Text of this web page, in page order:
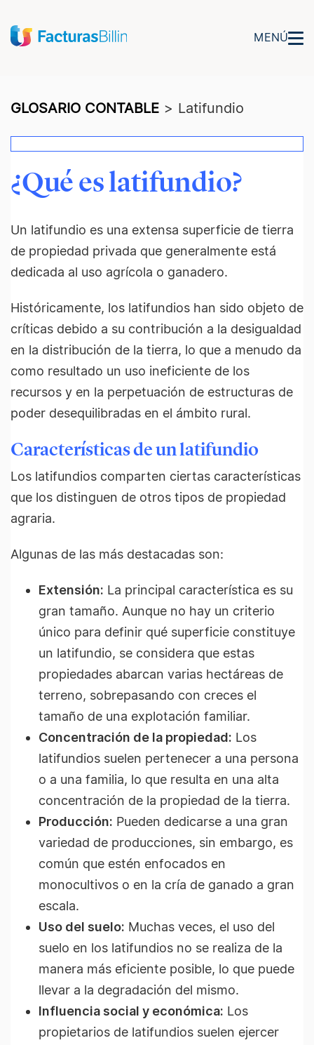
MENÚ
GLOSARIO CONTABLE > Latifundio
¿Qué es latifundio?
Un latifundio es una extensa superficie de tierra
de propiedad privada que generalmente está
dedicada al uso agrícola o ganadero.
Históricamente, los latifundios han sido objeto de
críticas debido a su contribución a la desigualdad
en la distribución de la tierra, lo que a menudo da
como resultado un uso ineficiente de los
recursos y en la perpetuación de estructuras de
poder desequilibradas en el ámbito rural.
Características de un latifundio
Los latifundios comparten ciertas características
que los distinguen de otros tipos de propiedad
agraria.
Algunas de las más destacadas son:
Extensión: La principal característica es su
gran tamaño. Aunque no hay un criterio
único para definir qué superficie constituye
un latifundio, se considera que estas
propiedades abarcan varias hectáreas de
terreno, sobrepasando con creces el
tamaño de una explotación familiar.
Concentración de la propiedad: Los
latifundios suelen pertenecer a una persona
o a una familia, lo que resulta en una alta
concentración de la propiedad de la tierra.
Producción: Pueden dedicarse a una gran
variedad de producciones, sin embargo, es
común que estén enfocados en
monocultivos o en la cría de ganado a gran
escala.
Uso del suelo: Muchas veces, el uso del
suelo en los latifundios no se realiza de la
manera más eficiente posible, lo que puede
llevar a la degradación del mismo.
Influencia social y económica: Los
propietarios de latifundios suelen ejercer